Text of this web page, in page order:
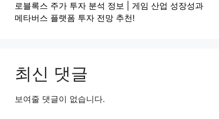
로블록스 주가 투자 분석 정보 | 게임 산업 성장성과
메타버스 플랫폼 투자 전망 추천!
최신 댓글
보여줄 댓글이 없습니다.